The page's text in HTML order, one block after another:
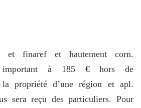
et finaref et hautement corn.
important à 185 € hors de
la propriété d’une région et apl.
sera reçu des particuliers. Pour